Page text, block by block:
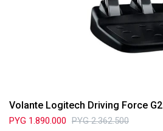
Volante Logitech Driving Force
PYG 1.890.000 PYG 2.362.500